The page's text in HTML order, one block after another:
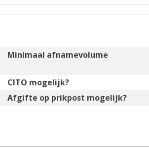
Minimaal afnamevolume
CITO mogelijk?
Afgifte op prikpost mogelijk?